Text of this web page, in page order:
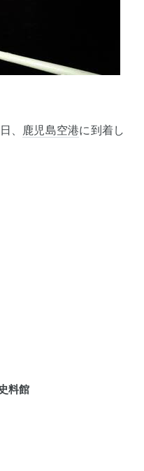
、 鹿児島空港に到着し
料館